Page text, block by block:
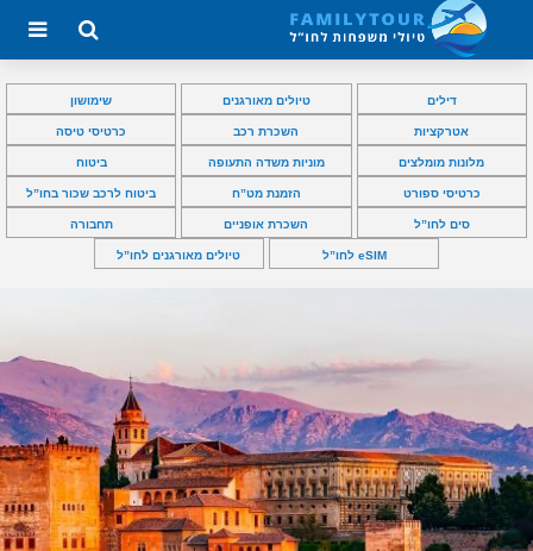
דילים טיולים מאורגנים שימושון
אטרקציות השכרת רכב כרטיסי טיסה
מלונות מומלצים מוניות משדה התעופה ביטוח
כרטיסי ספורט הזמנת מט”ח ביטוח לרכב שכור בחו”ל
סים לחו”ל השכרת אופניים תחבורה
eSIM לחו”ל טיולים מאורגנים לחו”ל